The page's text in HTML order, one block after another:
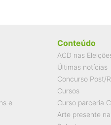
e
Conteúdo
ACD nas
Últimas notícias
Concurso Post/
Cursos
Curso parceria
Arte presente